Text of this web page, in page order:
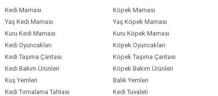
Kedi Maması
Köpek Maması
Yaş Kedi Maması
Yaş Köpek Maması
Kuru Kedi Maması
Kuru Köpek Maması
Kedi Oyuncakları
Köpek Oyuncakları
Kedi Taşıma Çantası
Köpek Taşıma Çantası
Kedi Bakım Ürünleri
Köpek Bakım Ürünleri
Kuş Yemleri
Balık Yemleri
Kedi Tırmalama Tahtası
Kedi Tuvaleti